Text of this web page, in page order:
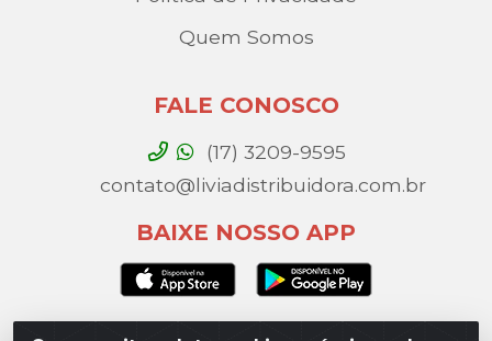
Quem Somos
FALE CONOSCO
(17) 3209-9595
contato@liviadistribuidora.com.br
BAIXE NOSSO APP